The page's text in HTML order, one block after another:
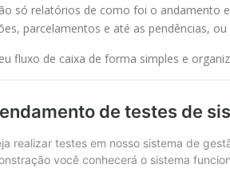
só relatórios de como foi o andamento
parcelamentos e até as pendências,
fluxo de caixa de forma simples e